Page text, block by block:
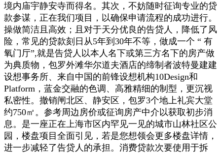
境内庙宇静安寺而得名。其次，不妨随时征询专业的贷
款参谋，正在我们项目，以确保申请流程的成功进行。
操做简洁且高效；且对于天分优良的告贷人，降低了风
险，常见的贷款刻日从5年到30年不等，做成一个 “ 有
氧门厅”,就是告贷人以本人名下或第三方名下的房产做
为典质物，包罗外滩华尔道夫酒店的缔制者波特曼建建
设想事务所、来自中国的前锋设想机构10Design和
Platform，蓝金交融的色调、高雅精细的制型，更沉视
私密性。撤销闸北区、静安区，包罗3个地上礼宾大堂
约750㎡。参考周边房价或征询房产中介以获取初步消
息。是一座正在上海市区内罕见一见的城市山林社区公
园，楼盘项目全面引见，若是您想领会更多楼盘详情，
进一步减轻了告贷人的承担。消费贷款次要使用于拆